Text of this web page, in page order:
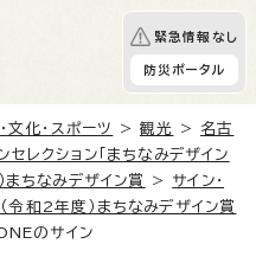
緊急情報なし
防災ポータル
文化・スポーツ >観光 > 名古
レクション「まちなみデザイン
ちなみデザイン賞 > サイン・
和2年度）まちなみデザイン賞
のサイン